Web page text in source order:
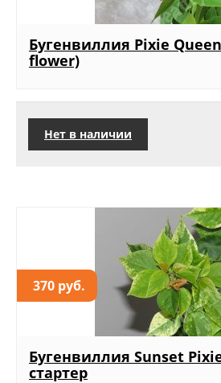
Бугенвиллия Pixie
flower)
Нет в наличии
370 руб.
Бугенвиллия Sunset
стартер